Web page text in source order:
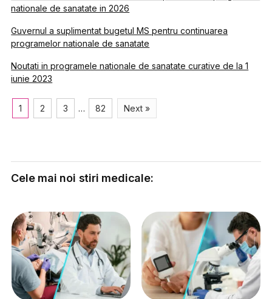
nationale de sanatate in 2026
Guvernul a suplimentat bugetul MS pentru continuarea
programelor nationale de sanatate
Noutati in programele nationale de sanatate curative de la 1
iunie 2023
1 2 3 … 82 Next »
Cele mai noi stiri medicale: